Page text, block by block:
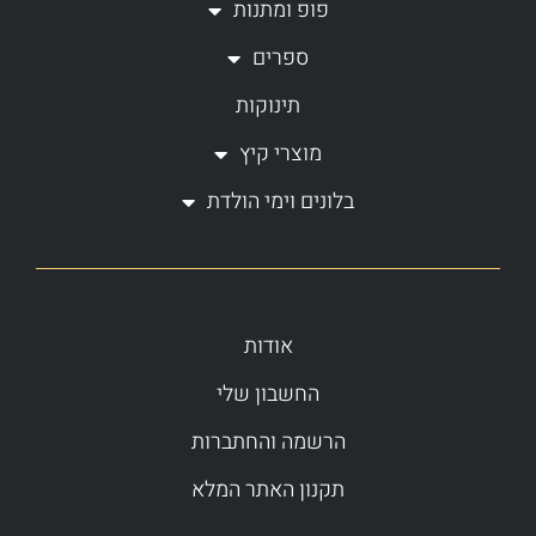
f
פופ ומתנות
ספרים
תינוקות
מוצרי קיץ
בלונים וימי הולדת
אודות
החשבון שלי
הרשמה והחתברות
תקנון האתר המלא